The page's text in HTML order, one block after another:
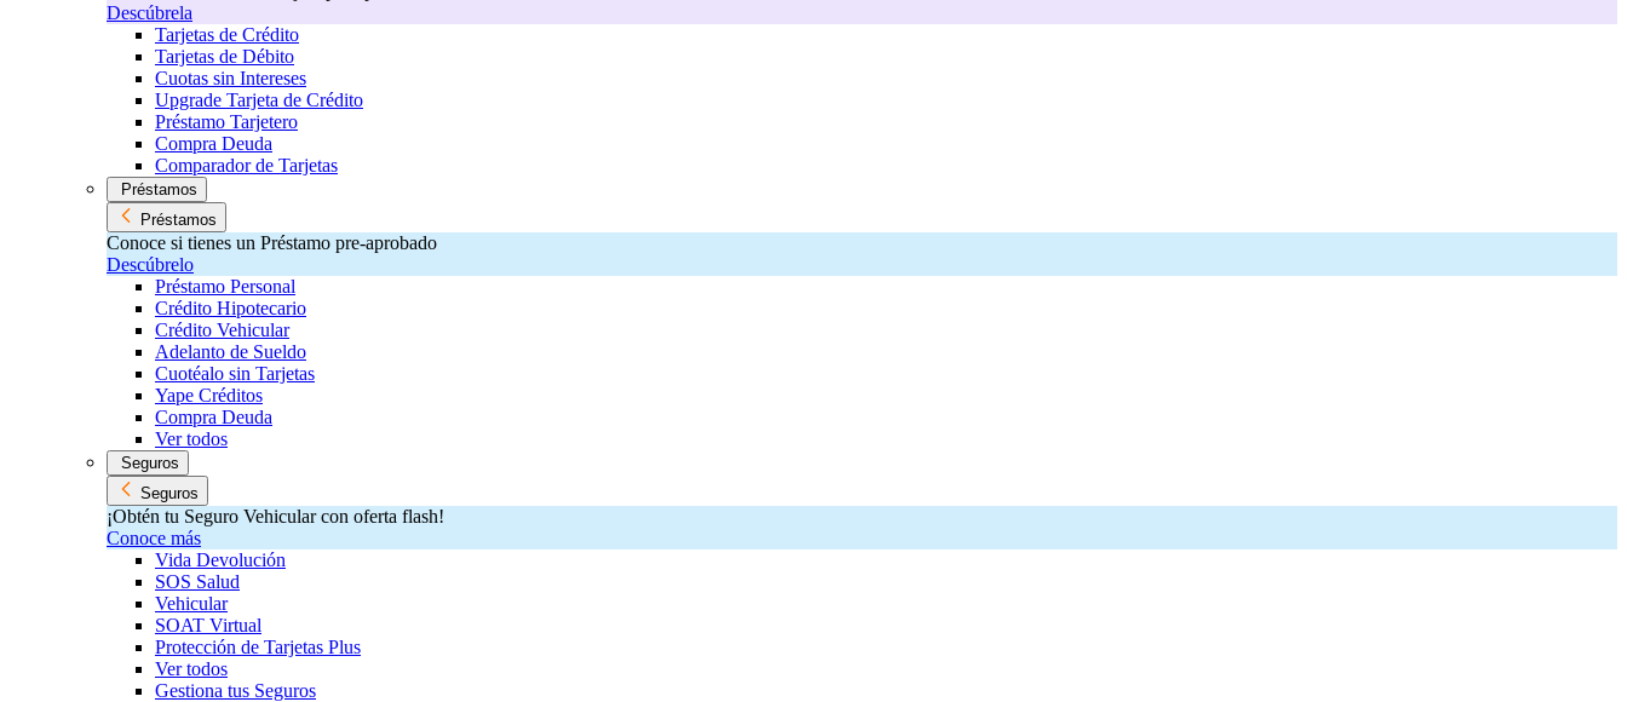
Descúbrela
Tarjetas de Crédito
Tarjetas de Débito
Cuotas sin Intereses
Upgrade Tarjeta de Crédito
Préstamo Tarjetero
Compra Deuda
Comparador de Tarjetas
Préstamos
Préstamos
Conoce si tienes un Préstamo pre-aprobado
Descúbrelo
Préstamo Personal
Crédito Hipotecario
Crédito Vehicular
Adelanto de Sueldo
Cuotéalo sin Tarjetas
Yape Créditos
Compra Deuda
Ver todos
Seguros
Seguros
¡Obtén tu Seguro Vehicular con oferta flash!
Conoce más
Vida Devolución
SOS Salud
Vehicular
SOAT Virtual
Protección de Tarjetas Plus
Ver todos
Gestiona tus Seguros